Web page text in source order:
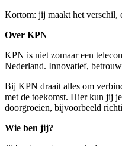
Kortom: jij maakt het verschil,
Over KPN
KPN is niet zomaar een
Nederland. Innovatief,
Bij KPN draait alles om
met de toekomst. Hier kun jij
doorgroeien, bijvoorbeeld
Wie ben jij?